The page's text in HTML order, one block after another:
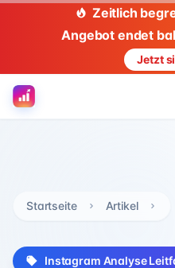
Zeitlich
Angebot endet
Jetzt
Startseite Artikel
Instagram Analyse